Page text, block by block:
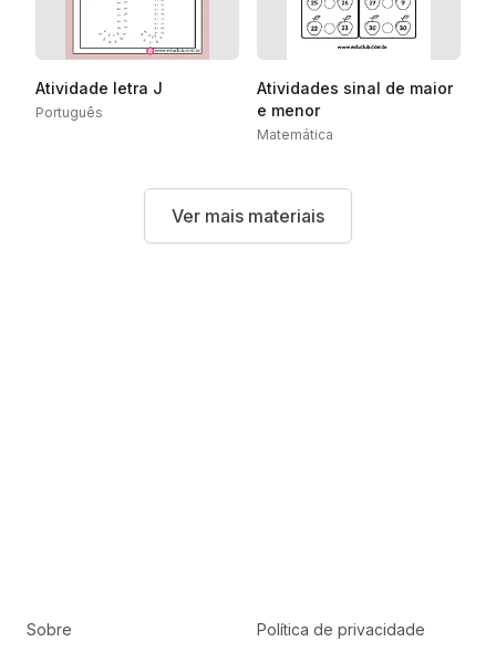
Atividade letra J
Português
Atividades sinal de maior
e menor
Matemática
Ver mais materiais
Sobre Política de privacidade